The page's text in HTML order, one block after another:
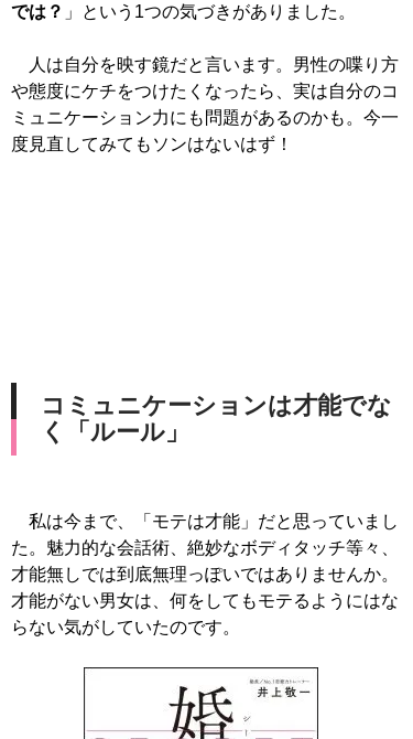
では？ 」という1つの気づきがありました。
人は自分を映す鏡だと言います。男性の喋り方
や態度にケチをつけたくなったら、実は自分のコ
ミュニケーション力にも問題があるのかも。今一
度見直してみてもソンはないはず！
コミュニケーションは才能でな
く「ルール」
私は今まで、「モテは才能」だと思っていまし
た。魅力的な会話術、絶妙なボディタッチ等々、
才能無しでは到底無理っぽいではありませんか。
才能がない男女は、何をしてもモテるようにはな
らない気がしていたのです。